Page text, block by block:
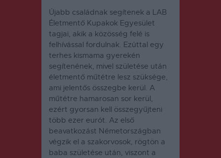
Újabb családnak segítenek a LAB
Életmentő Kupakok Egyesület
tagjai, akik a közösség felé is
felhívással fordulnak. Ezúttal egy
terhes kismama gyerekén
segítenének, mivel születése után
életmentő műtétre lesz szüksége,
ami jelentős összegbe kerül. A
műtétre hamarosan sor kerül,
ezért gyorsan kell összegyűjteni
több ezer eurót. Az első
beavatkozást Németországban
végzik el a szakorvosok, rögtön a
baba születése után, viszont a